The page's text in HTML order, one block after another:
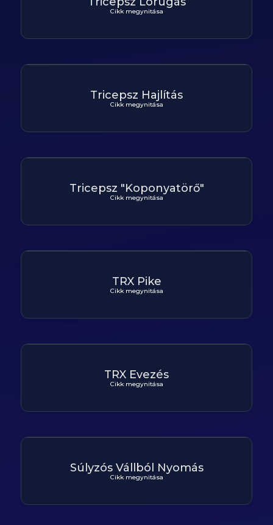
Cikk megynitása
Tricepsz Hajlítás
Cikk megynitása
Tricepsz "Koponyatörő"
Cikk megynitása
TRX Pike
Cikk megynitása
TRX Evezés
Cikk megynitása
Súlyzós Vállból Nyomás
Cikk megynitása